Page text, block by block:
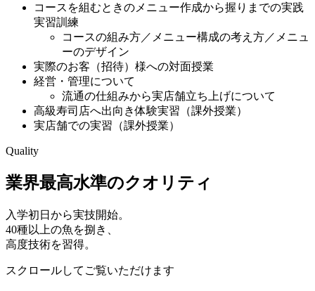
コースを組むときのメニュー作成から握りまでの実践
実習訓練
コースの組み方／メニュー構成の考え方／メニュ
ーのデザイン
実際のお客（招待）様への対面授業
経営・管理について
流通の仕組みから実店舗立ち上げについて
高級寿司店へ出向き体験実習（課外授業）
実店舗での実習（課外授業）
Quality
業界最高水準のクオリティ
入学初日から実技開始。
40種以上の魚を捌き、
高度技術を習得。
スクロールしてご覧いただけます